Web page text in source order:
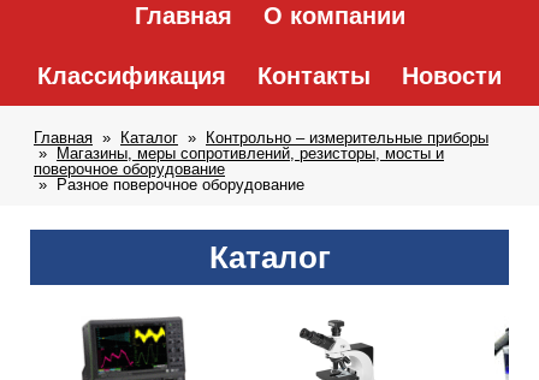
Главная О компании
Классификация Контакты Новости
Главная Каталог
Контрольно – измерительные приборы
Магазины, меры сопротивлений, резисторы, мосты и
поверочное оборудование
Разное поверочное оборудование
Каталог